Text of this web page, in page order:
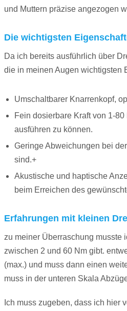
und Muttern präzise angezogen
Die wichtigsten
Da ich bereits ausführlich über
die in meinen Augen wichtigsten
Umschaltbarer Knarrenkopf,
Fein dosierbare Kraft von 1-
ausführen zu können.
Geringe Abweichungen bei
sind.+
Akustische und haptische
beim Erreichen des
Erfahrungen mit kleinen
zu meiner Überraschung musste
zwischen 2 und 60 Nm gibt.
(max.) und muss dann einen
muss in der unteren Skala
Ich muss zugeben, dass ich hier